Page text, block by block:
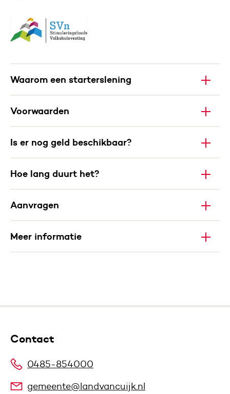
Waarom een starterslening
Voorwaarden
Is er nog geld beschikbaar?
Hoe lang duurt het?
Aanvragen
Meer informatie
Contact
0485-854000
gemeente@landvancuijk.nl